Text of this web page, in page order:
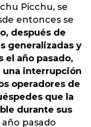
Picchu, se
entonces se
después de
generalizadas y
el año pasado,
una interrupción
operadores de
que la
durante sus
pasado